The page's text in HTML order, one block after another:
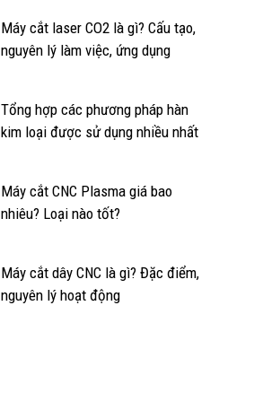
Máy cắt laser CO2 là gì? Cấu tạo,
nguyên lý làm việc, ứng dụng
Tổng hợp các phương pháp hàn
kim loại được sử dụng nhiều nhất
Máy cắt CNC Plasma giá bao
nhiêu? Loại nào tốt?
Máy cắt dây CNC là gì? Đặc điểm,
nguyên lý hoạt động